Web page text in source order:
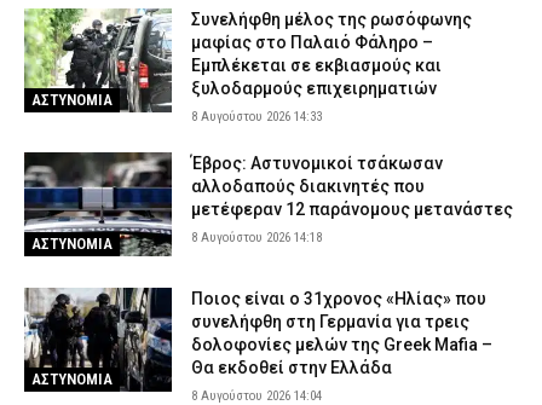
ΑΣΤΥΝΟΜΙΑ
Συνελήφθη μέλος της ρωσόφωνης
μαφίας στο Παλαιό Φάληρο –
Εμπλέκεται σε εκβιασμούς και
ξυλοδαρμούς επιχειρηματιών
8 Αυγούστου 2026 14:33
ΑΣΤΥΝΟΜΙΑ
Έβρος: Αστυνομικοί τσάκωσαν
αλλοδαπούς διακινητές που
μετέφεραν 12 παράνομους μετανάστες
8 Αυγούστου 2026 14:18
ΑΣΤΥΝΟΜΙΑ
Ποιος είναι ο 31χρονος «Ηλίας» που
συνελήφθη στη Γερμανία για τρεις
δολοφονίες μελών της Greek Mafia –
Θα εκδοθεί στην Ελλάδα
8 Αυγούστου 2026 14:04